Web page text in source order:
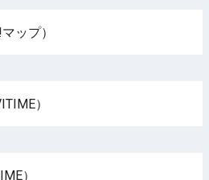
ップ）
）
）